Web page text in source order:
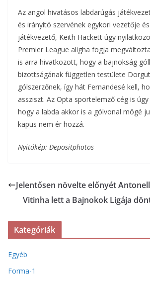
Az angol hivatásos labdarúgás
és irányító szervének egykori vezetője
játékvezető, Keith Hackett úgy
Premier League aligha fogja
is arra hivatkozott, hogy a bajnokság
bizottságának független testülete
gólszerzőnek, így hát Fernandesé kell,
assziszt. Az Opta sportelemző cég is
hogy a labda akkor is a gólvonal mögé
kapus nem ér hozzá.
Nyitókép: Depositphotos
Jelentősen növelte előnyét
Vitinha lett a Bajnokok Ligája
Kategóriák
Egyéb
Forma-1